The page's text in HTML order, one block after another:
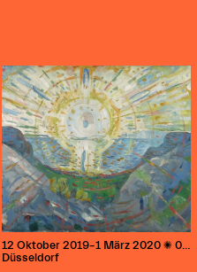
07:00–19:00
12 Oktober 2019–1 März 2020 07:00–18:00
Düsseldorf